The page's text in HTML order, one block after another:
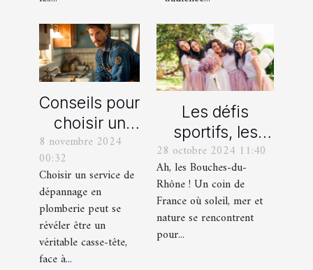
Conseils pour
choisir un
bon service
dépannage
en plomberie
8 novembre 2024
00:32
Choisir un service de
dépannage en
plomberie peut se
révéler être un
véritable casse-tête,
face à...
Les défis
sportifs, les
incontournables
de toute
organisation
d’EVG et EVJF
28 octobre 2024 11:40
Ah, les Bouches-du-
Rhône ! Un coin de
France où soleil, mer et
nature se rencontrent
pour...